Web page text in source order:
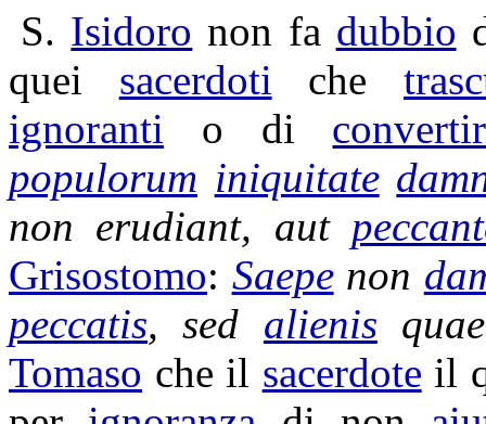
S. Isidoro non fa dubbio
quei sacerdoti che
ignoranti o di
populorum iniquitate
non erudiant, aut
Grisostomo: Saepenon
peccatis, sed alienis
Tomaso che il sacerdote il